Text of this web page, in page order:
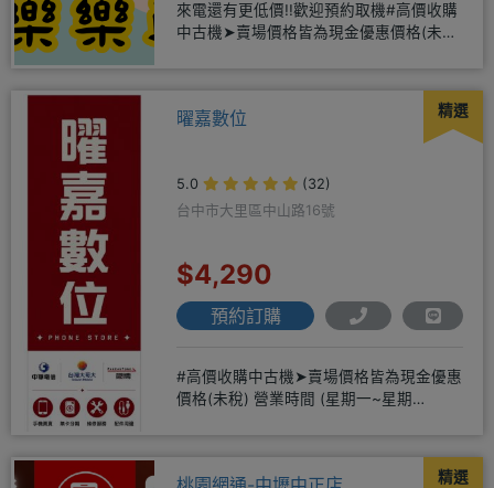
來電還有更低價!!歡迎預約取機#高價收購
中古機➤賣場價格皆為現金優惠價格(未
精選
曜嘉數位
5.0
(32)
台中市大里區中山路16號
$4,290
預約訂購
#高價收購中古機➤賣場價格皆為現金優惠
價格(未稅) 營業時間 (星期一~星期
精選